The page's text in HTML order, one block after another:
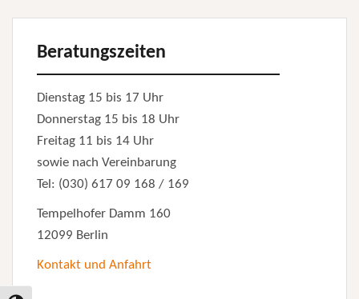
Beratungszeiten
Dienstag 15 bis 17 Uhr
Donnerstag 15 bis 18 Uhr
Freitag 11 bis 14 Uhr
sowie nach Vereinbarung
Tel: (030) 617 09 168 / 169
Tempelhofer Damm 160
12099 Berlin
Kontakt und Anfahrt